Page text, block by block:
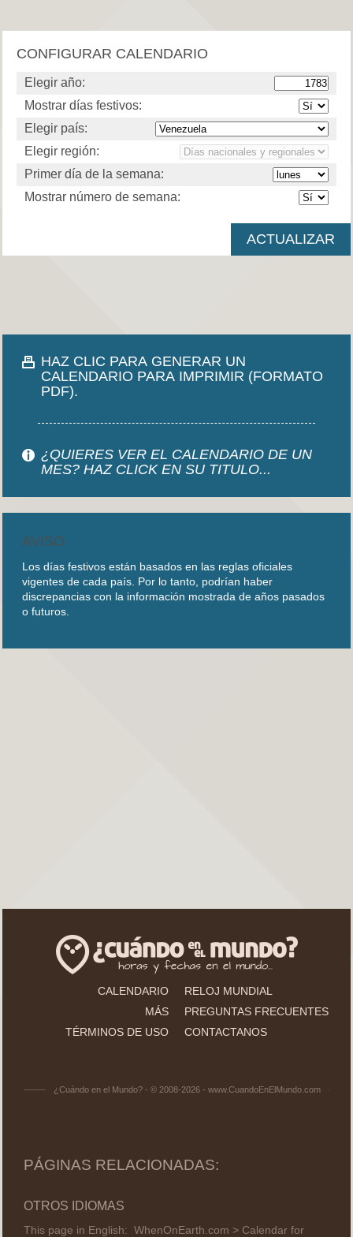
CONFIGURAR CALENDARIO
Elegir año:
Mostrar días festivos:
Elegir país:
Elegir región:
Primer día de la semana:
Mostrar número de semana:
HAZ CLIC PARA GENERAR UN
CALENDARIO PARA IMPRIMIR (FORMATO
PDF).
¿QUIERES VER EL CALENDARIO DE UN
MES? HAZ CLICK EN SU TITULO...
AVISO
Los días festivos están basados en las reglas oficiales
vigentes de cada país. Por lo tanto, podrían haber
discrepancias con la información mostrada de años pasados
o futuros.
CALENDARIO
RELOJ MUNDIAL
MÁS
PREGUNTAS FRECUENTES
TÉRMINOS DE USO
CONTACTANOS
¿Cuándo en el Mundo? - © 2008-2026 - www.CuandoEnElMundo.com
PÁGINAS RELACIONADAS:
OTROS IDIOMAS
This page in English: WhenOnEarth.com > Calendar for